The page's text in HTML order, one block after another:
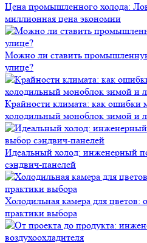
Цена промышленного холода:
миллионная цена экономии
Можно ли ставить
улице?
Крайности климата: как ошибки
холодильный моноблок зимой и
Идеальный холод: инженерный
сэндвич-панелей
Холодильная камера для цветов:
практики выбора